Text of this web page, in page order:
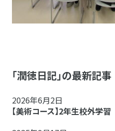
「潤徳日記」の最新記事
2026年6月2日
【美術コース】2年生校外学習